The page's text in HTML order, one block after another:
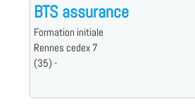
BTS assurance
Formation initiale
Rennes cedex 7
(35) -